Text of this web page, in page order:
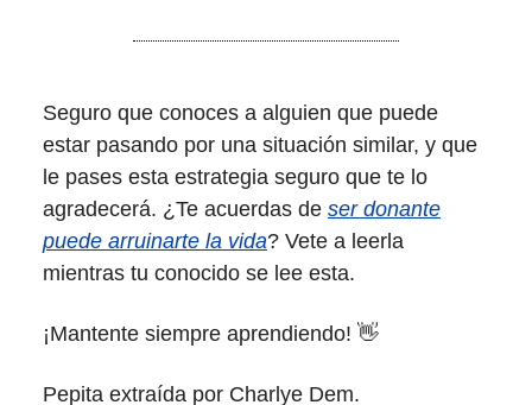
Seguro que conoces a alguien que puede
estar pasando por una situación similar, y que
le pases esta estrategia seguro que te lo
agradecerá. ¿Te acuerdas de ser donante
puede arruinarte la vida? Vete a leerla
mientras tu conocido se lee esta.
¡Mantente siempre aprendiendo! 👋
Pepita extraída por Charlye Dem.